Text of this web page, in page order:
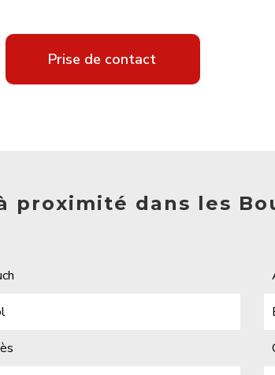
Prise de contact
proximité dans les